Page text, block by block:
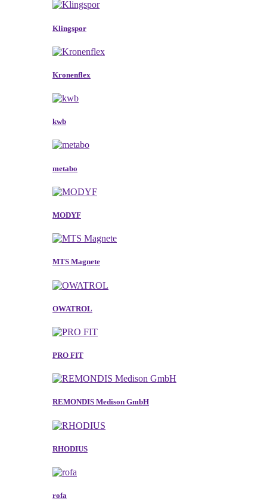
Klingspor
Kronenflex
kwb
metabo
MODYF
MTS Magnete
OWATROL
PRO FIT
REMONDIS Medison GmbH
RHODIUS
rofa